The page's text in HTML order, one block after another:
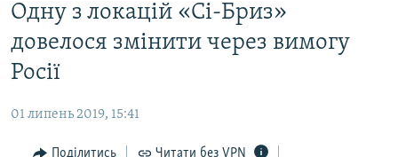
основного
матеріалу
Перейти
до
основної
Перейти
ВОДА.КРИМ
ВІДЕО ТА ФОТО
БЛОГИ
Одну з локацій «Сі-Бриз»
довелося змінити через вимогу
Росії
01 липень 2019, 15:41
Поділитись Читати без VPN